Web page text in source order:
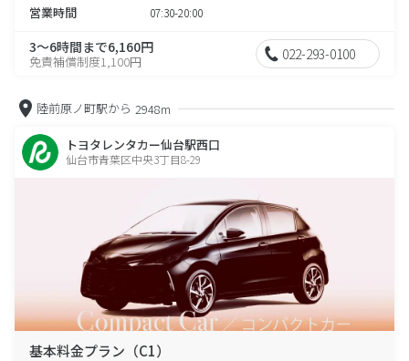
営業時間 07:30-20:00
3～6時間まで6,160円
免責補償制度1,100円 022-293-0100
陸前原ノ町駅から 2948m
トヨタレンタカー仙台駅西口
仙台市青葉区中央3丁目8-29
基本料金プラン（C1）